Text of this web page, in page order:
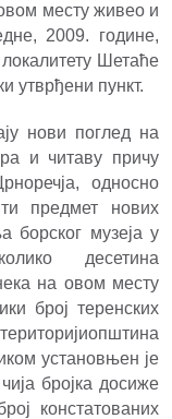
месту живео и
2009. године,
Шетаће
утврђени пункт.
нови поглед на
и читаву причу
односно
предмет нових
борског музеја у
десетина
на овом месту
број теренских
установњен је
бројка досиже
констатованих